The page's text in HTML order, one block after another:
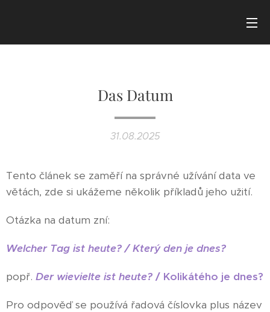
Das Datum
31.08.2025
Tento článek se zaměří na správné užívání data ve
větách, zde si ukážeme několik příkladů jeho užití.
Otázka na datum zní:
Welcher Tag ist heute? /Který den je dnes?
popř. Der wievielte ist heute? / Kolikátého je dnes?
Pro odpověď se používá řadová číslovka plus název